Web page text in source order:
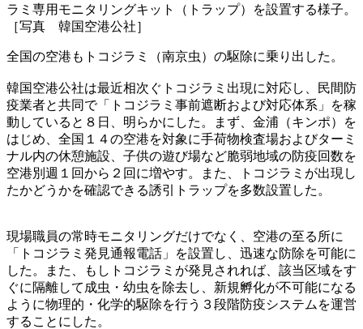
ラミ専用モニタリングキット（トラップ）を設置する様子。
［写真 韓国空港公社］
全国の空港もトコジラミ（南京虫）の駆除に乗り出した。
韓国空港公社は最近相次ぐトコジラミ出現に対応し、民間防
疫業者と共同で「トコジラミ事前遮断および対応体系」を稼
動していると８日、明らかにした。まず、金浦（キンポ）を
はじめ、全国１４の空港を対象に手荷物検査場およびターミ
ナル内の休憩施設、子供の遊び場など脆弱地域の防疫回数を
空港別週１回から２回に増やす。また、トコジラミが出現し
たかどうかを確認できる誘引トラップを多数設置した。
現場職員の常時モニタリングだけでなく、空港の至る所に
「トコジラミ発見通報電話」を設置し、迅速な防除を可能に
した。また、もしトコジラミが発見されれば、該当区域をす
ぐに隔離して成虫・幼虫を除去し、新規孵化が不可能になる
ように物理的・化学的駆除を行う３段階防疫システムを運営
することにした。